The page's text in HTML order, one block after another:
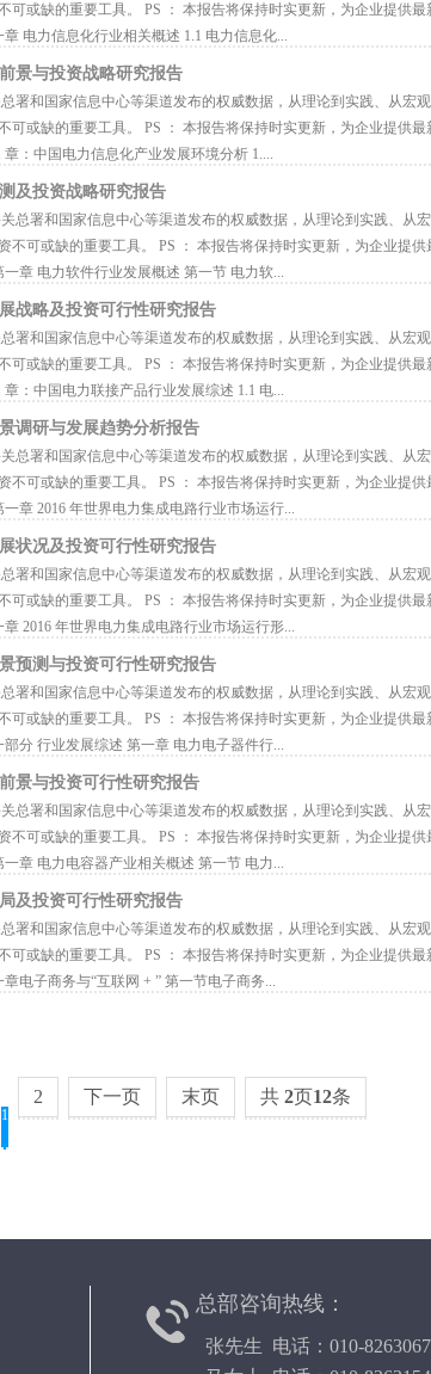
可或缺的重要工具。 PS ： 本报告将保持时实更新，为企业提供
电力信息化行业相关概述 1.1 电力信息化...
景与投资战略研究报告
署和国家信息中心等渠道发布的权威数据，从理论到实践、从宏
可或缺的重要工具。 PS ： 本报告将保持时实更新，为企业提供
：中国电力信息化产业发展环境分析 1....
及投资战略研究报告
总署和国家信息中心等渠道发布的权威数据，从理论到实践、从
不可或缺的重要工具。 PS ： 本报告将保持时实更新，为企业提
章 电力软件行业发展概述 第一节 电力软...
战略及投资可行性研究报告
署和国家信息中心等渠道发布的权威数据，从理论到实践、从宏
可或缺的重要工具。 PS ： 本报告将保持时实更新，为企业提供
：中国电力联接产品行业发展综述 1.1 电...
调研与发展趋势分析报告
总署和国家信息中心等渠道发布的权威数据，从理论到实践、从
不可或缺的重要工具。 PS ： 本报告将保持时实更新，为企业提
章 2016 年世界电力集成电路行业市场运行...
状况及投资可行性研究报告
署和国家信息中心等渠道发布的权威数据，从理论到实践、从宏
可或缺的重要工具。 PS ： 本报告将保持时实更新，为企业提供
2016 年世界电力集成电路行业市场运行形...
预测与投资可行性研究报告
署和国家信息中心等渠道发布的权威数据，从理论到实践、从宏
可或缺的重要工具。 PS ： 本报告将保持时实更新，为企业提供
分 行业发展综述 第一章 电力电子器件行...
景与投资可行性研究报告
总署和国家信息中心等渠道发布的权威数据，从理论到实践、从
不可或缺的重要工具。 PS ： 本报告将保持时实更新，为企业提
章 电力电容器产业相关概述 第一节 电力...
及投资可行性研究报告
署和国家信息中心等渠道发布的权威数据，从理论到实践、从宏
可或缺的重要工具。 PS ： 本报告将保持时实更新，为企业提供
电子商务与“互联网 + ” 第一节电子商务...
1
2 下一页 末页 共 2页12条
总部咨询热线：
张先生 电话：010-